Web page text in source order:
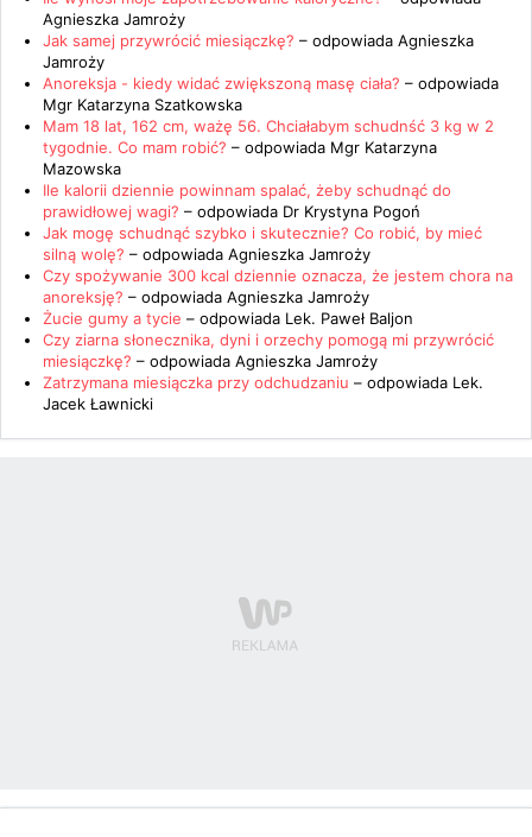
Agnieszka Jamroży
Jak samej przywrócić miesiączkę? – odpowiada Agnieszka
Jamroży
Anoreksja - kiedy widać zwiększoną masę ciała? – odpowiada
Mgr Katarzyna Szatkowska
Mam 18 lat, 162 cm, ważę 56. Chciałabym schudnść 3 kg w 2
tygodnie. Co mam robić? – odpowiada Mgr Katarzyna
Mazowska
Ile kalorii dziennie powinnam spalać, żeby schudnąć do
prawidłowej wagi? – odpowiada Dr Krystyna Pogoń
Jak mogę schudnąć szybko i skutecznie? Co robić, by mieć
silną wolę? – odpowiada Agnieszka Jamroży
Czy spożywanie 300 kcal dziennie oznacza, że jestem chora na
anoreksję? – odpowiada Agnieszka Jamroży
Żucie gumy a tycie – odpowiada Lek. Paweł Baljon
Czy ziarna słonecznika, dyni i orzechy pomogą mi przywrócić
miesiączkę? – odpowiada Agnieszka Jamroży
Zatrzymana miesiączka przy odchudzaniu – odpowiada Lek.
Jacek Ławnicki